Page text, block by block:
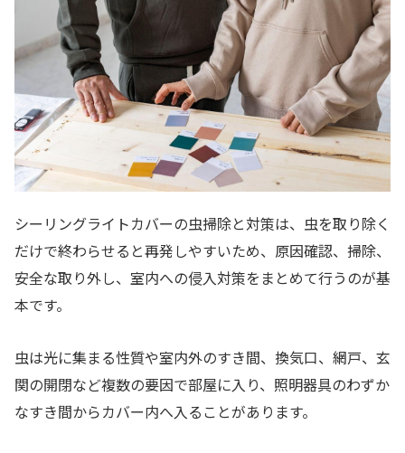
シーリングライトカバーの虫掃除と対策は、虫を取り除く
だけで終わらせると再発しやすいため、原因確認、掃除、
安全な取り外し、室内への侵入対策をまとめて行うのが基
本です。
虫は光に集まる性質や室内外のすき間、換気口、網戸、玄
関の開閉など複数の要因で部屋に入り、照明器具のわずか
なすき間からカバー内へ入ることがあります。